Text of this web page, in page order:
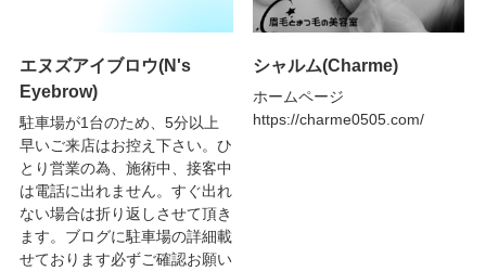
エヌズアイブロウ(N's
Eyebrow)
駐車場が1台のため、5分以上
早いご来店はお控え下さい。ひ
とり営業の為、施術中、接客中
は電話に出れません。すぐ出れ
ない場合は折り返しさせて頂き
ます。ブログに駐車場の詳細載
せております必ずご確認お願い
シャルム(Charme)
ホームページ
https://charme0505.com/